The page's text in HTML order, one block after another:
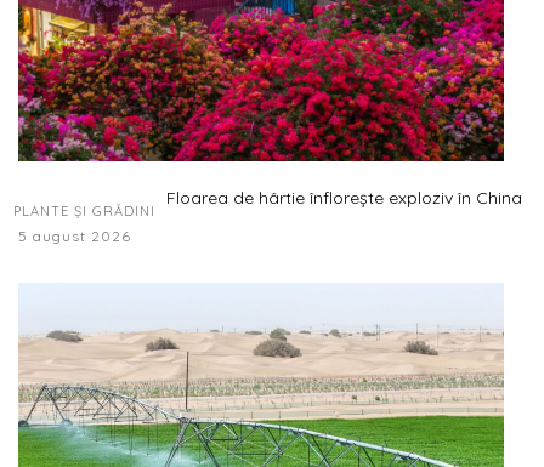
PLANTE ȘI GRĂDINI
Floarea de hârtie înflorește exploziv în China
5 august 2026